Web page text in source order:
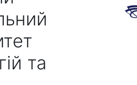
та